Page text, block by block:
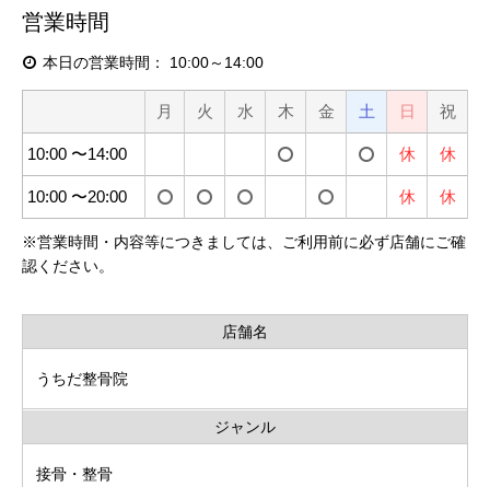
営業時間
本日の営業時間： 10:00～14:00
月 火 水 木 金 土 日 祝
10:00 〜14:00 休 休
10:00 〜20:00 休 休
※営業時間・内容等につきましては、ご利用前に必ず店舗にご確
認ください。
店舗名
うちだ整骨院
ジャンル
接骨・整骨